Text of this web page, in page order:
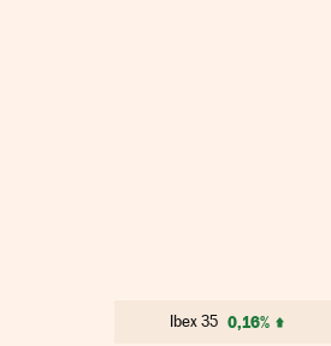
Ibex 35 0,16%